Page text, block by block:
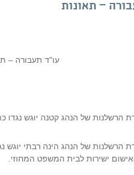
– תאונות
עו"ד תעבורה –
הרשלנות של הנהג קטנה יוגש נגדו כתב
ישירות לבית המשפט המחוזי.